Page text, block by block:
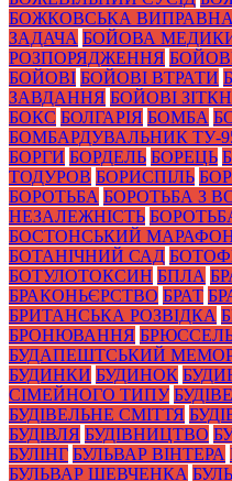
БОЖКОВСЬКА
ЗАДАЧА БОЙОВА
РОЗПОРЯДЖЕННЯ
БОЙОВІ БОЙОВІ ВТРАТИ
ЗАВДАННЯ БОЙОВІ
БОКС БОЛГАРІЯ БОМБА
БОМБАРДУВАЛЬНИК ТУ-
БОРГИ БОРДЕЛЬ БОРЕЦЬ
ТОДУРОВ БОРИСПІЛЬ
БОРОТЬБА БОРОТЬБА З
НЕЗАЛЕЖНІСТЬ
БОСТОНСЬКИЙ
БОТАНІЧНИЙ САД
БОТУЛОТОКСИН БПЛА
БРАКОНЬЄРСТВО БРАТ
БРИТАНСЬКА РОЗВІДКА
БРОНЮВАННЯ
БУДАПЕШТСЬКИЙ
БУДИНКИ БУДИНОК
СІМЕЙНОГО ТИПУ
БУДІВЕЛЬНЕ СМІТТЯ
БУДІВЛЯ БУДІВНИЦТВО
БУЛІНГ БУЛЬВАР ВІНТЕРА
БУЛЬВАР ШЕВЧЕНКА